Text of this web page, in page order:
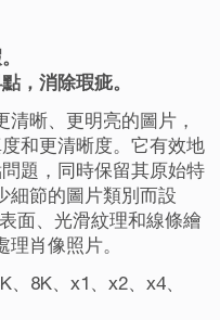
，消除瑕疵。
晰、更明亮的圖片，
和更清晰度。它有效地
題，同時保留其原始特
細節的圖片類別而設
面、光滑紋理和線條繪
肖像照片。
8K、x1、x2、x4、